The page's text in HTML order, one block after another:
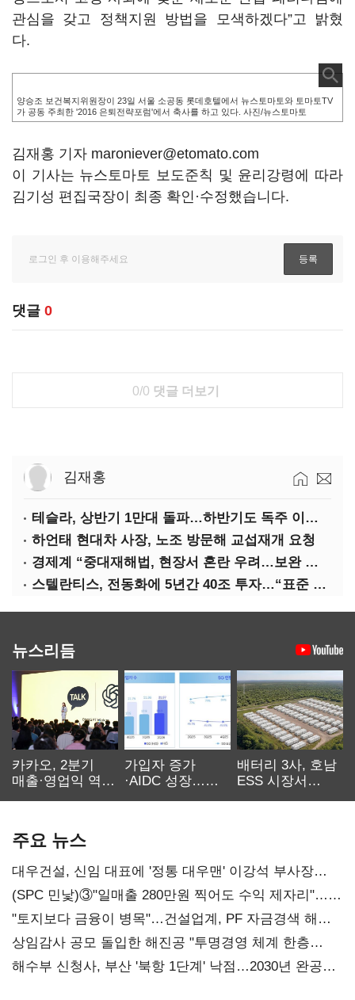
관심을 갖고 정책지원 방법을 모색하겠다”고 밝혔
다.
양승조 보건복지위원장이 23일 서울 소공동 롯데호텔에서 뉴스토마토와 토마토TV
가 공동 주최한 '2016 은퇴전략포럼'에서 축사를 하고 있다. 사진/뉴스토마토
김재홍 기자 maroniever@etomato.com
이 기사는 뉴스토마토 보도준칙 및 윤리강령에 따라
김기성 편집국장이 최종 확인·수정했습니다.
댓글 0
0/0 댓글 더보기
김재홍
테슬라, 상반기 1만대 돌파…하반기도 독주 이어질까
하언태 현대차 사장, 노조 방문해 교섭재개 요청
경제계 “중대재해법, 현장서 혼란 우려…보완 필요”
스텔란티스, 전동화에 5년간 40조 투자…“표준 제시”
뉴스리듬
카카오, 2분기
매출·영업익 역대
가입자 증가
·AIDC 성장…
배터리 3사, 호남
ESS 시장서
주요 뉴스
대우건설, 신임 대표에 '정통 대우맨' 이강석 부사장
내정
(SPC 민낯)③"일매출 280만원 찍어도 수익 제자리"…
점주 울리는 '상시 할인'
"토지보다 금융이 병목"…건설업계, PF 자금경색 해소
목소리
상임감사 공모 돌입한 해진공 "투명경영 체계 한층
강화"
해수부 신청사, 부산 '북항 1단계' 낙점…2030년 완공